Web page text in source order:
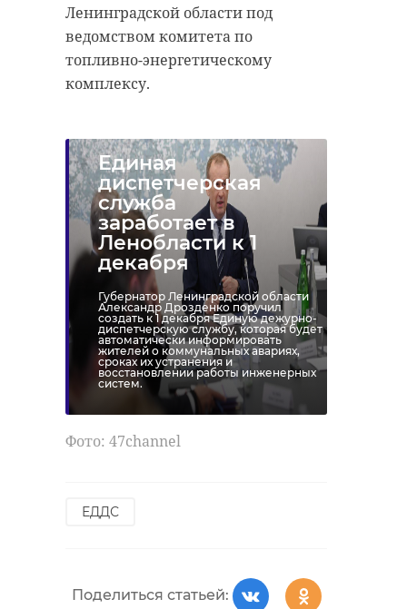
Ленинградской области под
ведомством комитета по
топливно-энергетическому
комплексу.
Единая
диспетчерская
служба
заработает в
Ленобласти к 1
декабря
Губернатор Ленинградской области
Александр Дрозденко поручил
создать к 1 декабря Единую дежурно-
диспетчерскую службу, которая будет
автоматически информировать
жителей о коммунальных авариях,
сроках их устранения и
восстановлении работы инженерных
систем.
Фото: 47channel
ЕДДС
Поделиться статьей: